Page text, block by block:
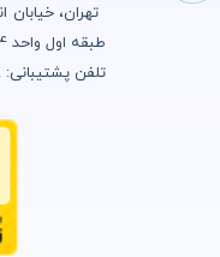
تهران، خیابان
طبقه اول واحد 4
تلفن پشتیبانی: 09422044878 - 09390126376 - 09122411741